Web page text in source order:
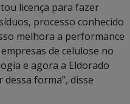
licença para fazer
processo conhecido
melhora a performance
de celulose no
e agora a Eldorado
forma”, disse